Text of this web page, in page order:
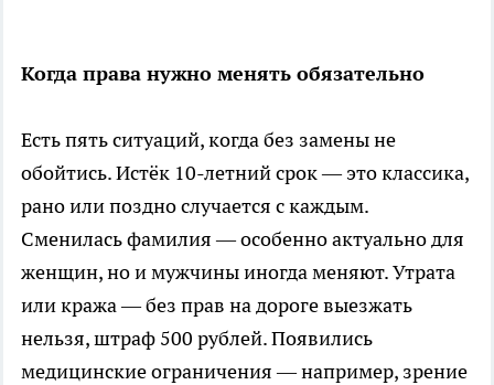
Когда права нужно менять обязательно
Есть пять ситуаций, когда без замены не
обойтись. Истёк 10-летний срок — это классика,
рано или поздно случается с каждым.
Сменилась фамилия — особенно актуально для
женщин, но и мужчины иногда меняют. Утрата
или кража — без прав на дороге выезжать
нельзя, штраф 500 рублей. Появились
медицинские ограничения — например, зрение